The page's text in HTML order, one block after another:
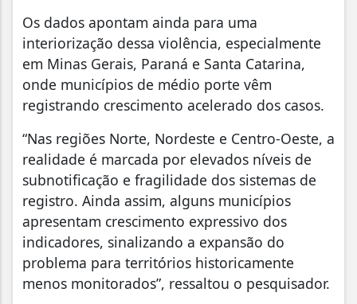
Os dados apontam ainda para uma
interiorização dessa violência, especialmente
em Minas Gerais, Paraná e Santa Catarina,
onde municípios de médio porte vêm
registrando crescimento acelerado dos casos.
“Nas regiões Norte, Nordeste e Centro-Oeste, a
realidade é marcada por elevados níveis de
subnotificação e fragilidade dos sistemas de
registro. Ainda assim, alguns municípios
apresentam crescimento expressivo dos
indicadores, sinalizando a expansão do
problema para territórios historicamente
menos monitorados”, ressaltou o pesquisador.